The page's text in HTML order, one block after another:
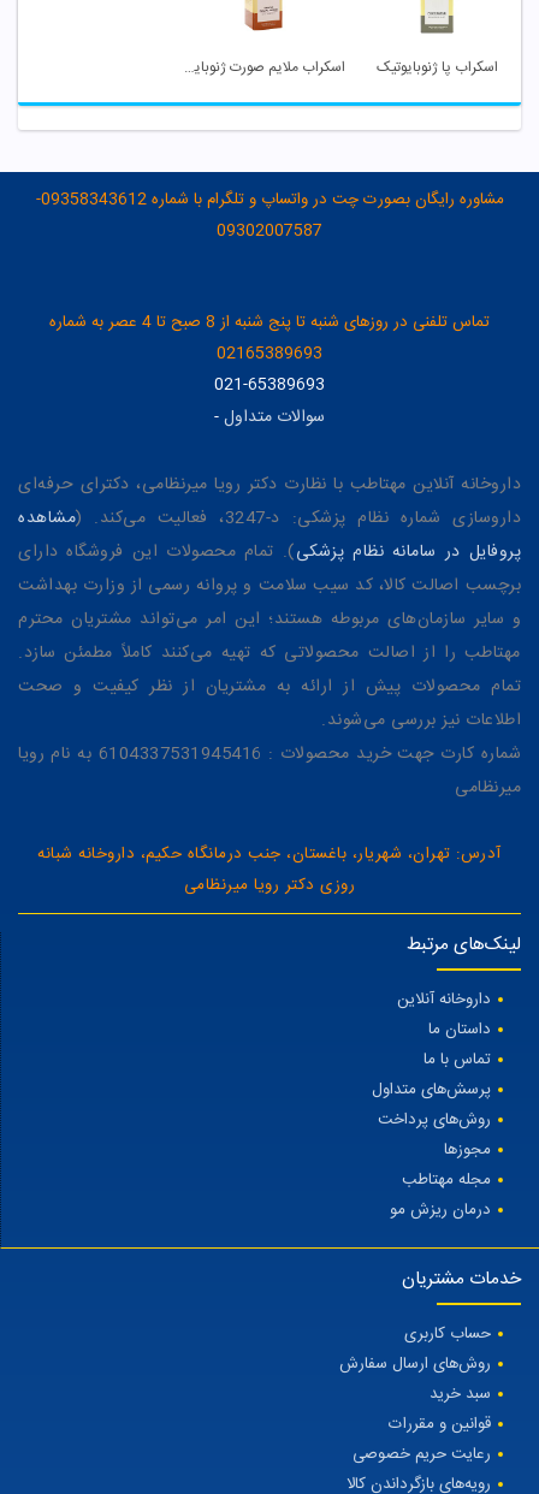
اسکراب پا ژنوبایوتیک اسکراب ملایم صورت ژنوبایوتیک
مشاوره رایگان بصورت چت در واتساپ و تلگرام با شماره 09358343612-
09302007587
تماس تلفنی در روزهای شنبه تا پنج شنبه از 8 صبح تا 4 عصر به شماره
02165389693
021-65389693
سوالات متداول-
داروخانه آنلاین مهتاطب با نظارت دکتر رویا میرنظامی، دکترای حرفه‌ای
داروسازی شماره نظام پزشکی: د-3247، فعالیت می‌کند. (
مشاهده
پروفایل در سامانه نظام پزشکی). تمام محصولات این فروشگاه دارای
برچسب اصالت کالا، کد سیب سلامت و پروانه رسمی از وزارت بهداشت
و سایر سازمان‌های مربوطه هستند؛ این امر می‌تواند مشتریان محترم
مهتاطب را از اصالت محصولاتی که تهیه می‌کنند کاملاً مطمئن سازد.
تمام محصولات پیش از ارائه به مشتریان از نظر کیفیت و صحت
اطلاعات نیز بررسی می‌شوند.
شماره کارت جهت خرید محصولات : 6104337531945416 به نام رویا
میرنظامی
آدرس: تهران، شهریار، باغستان، جنب درمانگاه حکیم، داروخانه شبانه
روزی دکتر رویا میرنظامی
لینک‌های مرتبط
داروخانه آنلاین
داستان ما
تماس با ما
پرسش‌های متداول
روش‌های پرداخت
مجوزها
مجله مهتاطب
درمان ریزش مو
خدمات مشتریان
حساب کاربری
روش‌های ارسال سفارش
سبد خرید
قوانین و مقررات
رعایت حریم خصوصی
رویه‌های بازگرداندن کالا